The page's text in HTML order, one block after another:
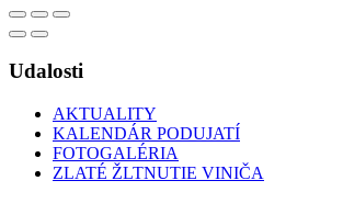
Udalosti
AKTUALITY
KALENDÁR PODUJATÍ
FOTOGALÉRIA
ZLATÉ ŽLTNUTIE VINIČA